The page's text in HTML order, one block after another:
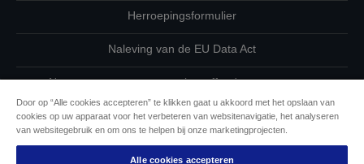
Herroepingsformulier
Naleving van de EU Data Act
Neem contact met ons op betreffende uw gegevens
Cookie-informatie
De toewijding van Epson aan toegankelijkheid
Door op “Alle cookies accepteren” te klikken gaat u akkoord met het opslaan van
cookies op uw apparaat voor het verbeteren van websitenavigatie, het analyseren
van websitegebruik en om ons te helpen bij onze marketingprojecten.
Alle cookies accepteren